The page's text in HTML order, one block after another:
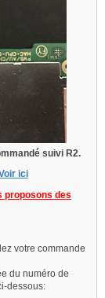
suivi R2.
ici
proposons des
votre commande
du numéro de
dessous: